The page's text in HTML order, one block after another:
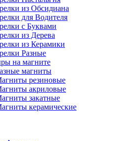
из Обсидиана
для Водителя
с Буквами
из Дерева
из Керамики
Разные
на магните
магниты
резиновые
акриловые
закатные
керамические